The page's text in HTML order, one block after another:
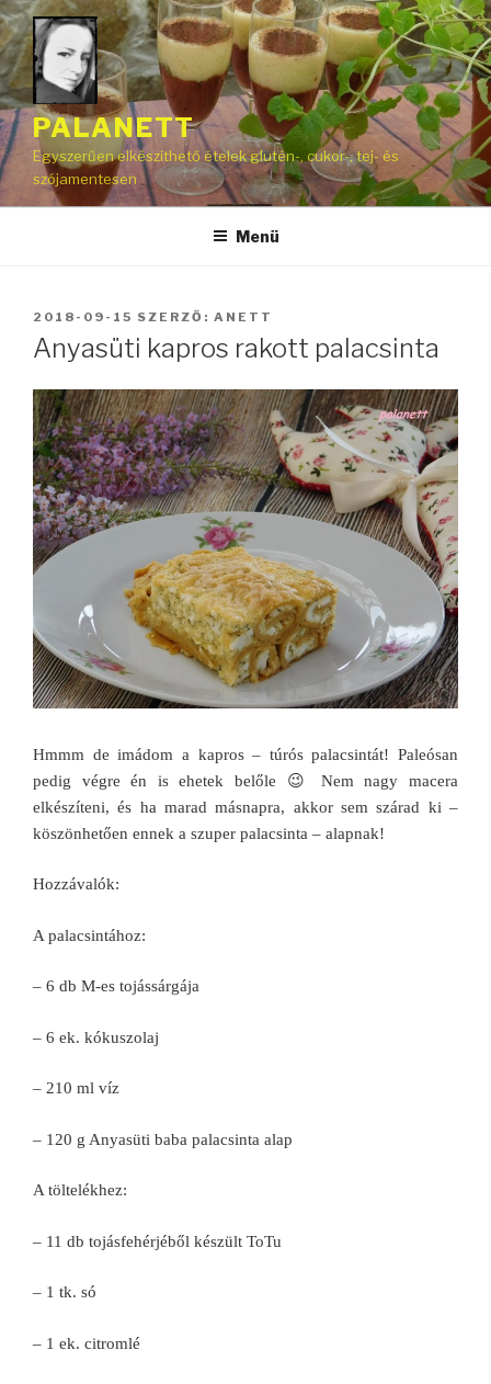
Tartalomhoz
PALANETT
Egyszerűen elkészíthető ételek glutén-, cukor-, tej- és
szójamentesen
Menü
BEKÜLDVE:
2018-09-15 SZERZŐ: ANETT
Anyasüti kapros rakott palacsinta
Hmmm de imádom a kapros – túrós palacsintát! Paleósan
pedig végre én is ehetek belőle 😉 Nem nagy macera
elkészíteni, és ha marad másnapra, akkor sem szárad ki –
köszönhetően ennek a szuper palacsinta – alapnak!
Hozzávalók:
A palacsintához:
– 6 db M-es tojássárgája
– 6 ek. kókuszolaj
– 210 ml víz
– 120 g Anyasüti baba palacsinta alap
A töltelékhez:
– 11 db tojásfehérjéből készült ToTu
– 1 tk. só
– 1 ek. citromlé